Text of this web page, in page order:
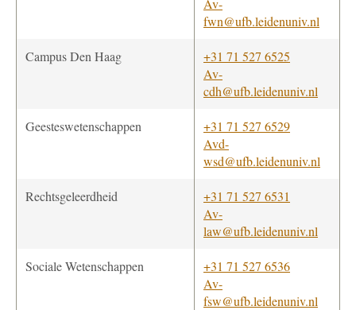
Av-
fwn@ufb.leidenuniv.nl
Campus Den Haag
+31 71 527 6525
Av-
cdh@ufb.leidenuniv.nl
Geesteswetenschappen
+31 71 527 6529
Avd-
wsd@ufb.leidenuniv.nl
Rechtsgeleerdheid
+31 71 527 6531
Av-
law@ufb.leidenuniv.nl
Sociale Wetenschappen
+31 71 527 6536
Av-
fsw@ufb.leidenuniv.nl